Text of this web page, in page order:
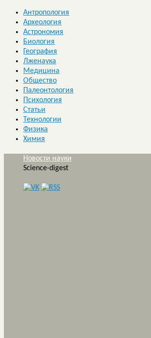
Антропология
Археология
Астрономия
Биология
География
Лженаука
Медицина
Общество
Палеонтология
Психология
Статьи
Технологии
Физика
Химия
Новости науки
Science-digest